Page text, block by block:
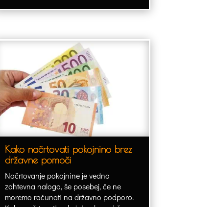
Kako načrtovati pokojnino brez
državne pomoči
Načrtovanje pokojnine je vedno
zahtevna naloga, še posebej, če ne
moremo računati na državno podporo.